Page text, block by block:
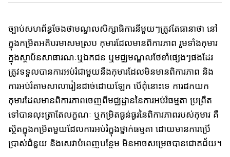
ច្បាប់សហព័ន្ធចែង​​ថាមណ្ឌលសិក្សាធិការនីមួយៗត្រូវតែធានាថា នៅ
ក្នុងកម្រិត​អតិ​ប​រមា​សមស្រប​ កុមារ​​ដែលមានពិការភាព រួមទាំងកុមារ
ក្នុងស្ថាប័នសាធារណៈ​ឬ​ឯកជន ឬមជ្ឈមណ្ឌល​ថែទាំផ្សេងៗផងដែរ​
ត្រូវ​ទទួលបាន​ការអប់រំ​ជាមួយនឹង​កុមារ​ដែលមិនមានពិការភាព និង
ការអប់រំ​តាមសាលារៀន​​ដាច់​ដោយឡែក បើពុំ​នោះ​​ទេ​ ការដក​យក​
កុមារដែលមានពិការភាពចេញ​ពីមជ្ឈដ្ឋាននៃការអប់រំធម្មតា ប្រព្រឹត
ទៅបាន​លុះត្រាតែ​លក្ខណៈ​ ឬកម្រិត​ធ្ងន់ធ្ងរនៃពិការភាពរបស់កុមារ គឺ​
ស្ថិត​ក្នុង​កម្រិត​មួយ​ដែល​ការអប់រំ​ក្នុង​ថ្នាក់​ធម្មតា ដោយមាន​ការប្រើ
ប្រាស់ជំនួយ និង​សេវាបំពេញ​បន្ថែម មិនអាច​សម្រេចបាន​ជោគជ័យ​។